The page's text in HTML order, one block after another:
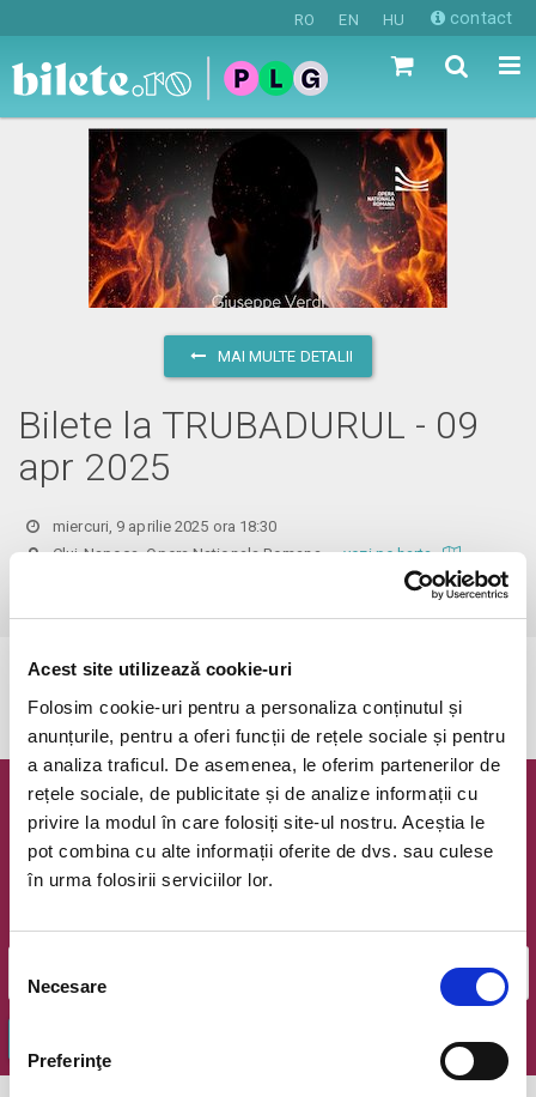
Acest site utilizează cookie-uri
Folosim cookie-uri pentru a personaliza conținutul și
anunțurile, pentru a oferi funcții de rețele sociale și pentru
a analiza traficul. De asemenea, le oferim partenerilor de
rețele sociale, de publicitate și de analize informații cu
privire la modul în care folosiți site-ul nostru. Aceștia le
pot combina cu alte informații oferite de dvs. sau culese
în urma folosirii serviciilor lor.
consimțământului
Necesare
Preferinţe
RO EN HU contact
MAI MULTE DETALII
Bilete la TRUBADURUL - 09
apr 2025
miercuri, 9 aprilie 2025 ora 18:30
Cluj-Napoca, Opera Nationala Romanavezi pe harta
Evenimentul a expirat.
Newsletter @ Bilete.ro
Oferte exclusive si o editie saptamanala cu cele mai noi
evenimente.